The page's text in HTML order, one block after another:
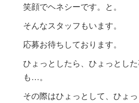
笑顔でヘネシーです。と。
そんなスタッフもいます。
応募お待ちしております。
ひょっとしたら、ひょっとし
も…。
その際はひょっとして、ひょ